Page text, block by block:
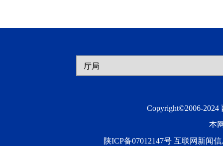
Copyright©2006-2024
本
陕ICP备07012147号 互联网新闻